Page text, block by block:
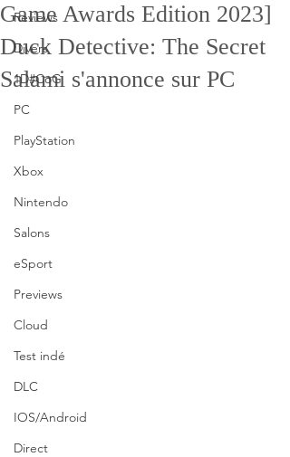
Reviews
Divers
1D#CoG
PC
PlayStation
Xbox
Nintendo
Salons
eSport
Previews
Cloud
Test indé
DLC
IOS/Android
Direct
Game Awards Edition 2023]
Duck Detective: The Secret
Salami s'annonce sur PC